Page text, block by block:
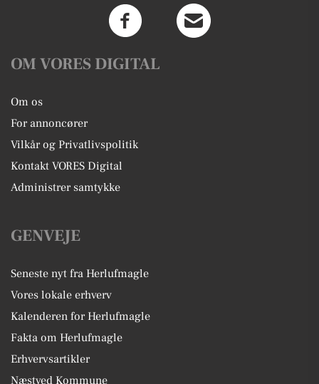
OM VORES DIGITAL
Om os
For annoncører
Vilkår og Privatlivspolitik
Kontakt VORES Digital
Administrer samtykke
GENVEJE
Seneste nyt fra Herlufmagle
Vores lokale erhverv
Kalenderen for Herlufmagle
Fakta om Herlufmagle
Erhvervsartikler
Næstved Kommune